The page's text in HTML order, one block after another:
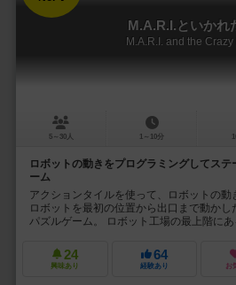
M.A.R.I.といかれ
M.A.R.I. and the Crazy
5～30人 1～10分
ロボットの動きをプログラミングしてス
ーム
アクションタイルを使って、ロボットの動
ロボットを最初の位置から出口まで動か
パズルゲーム。 ロボット工場の最上階にあ
24
興味あり
64
経験あり お